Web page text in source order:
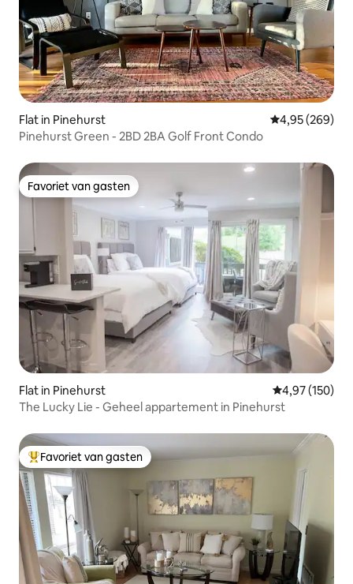
Flat in Pinehurst Gemiddelde
4,95 (269)
Pinehurst Green - 2BD 2BA Golf Front Condo
Favoriet van gasten
Favoriet van gasten
Flat in Pinehurst Gemiddelde
4,97 (150)
The Lucky Lie - Geheel appartement in Pinehurst
Topfavoriet van gasten
Favoriet van gasten